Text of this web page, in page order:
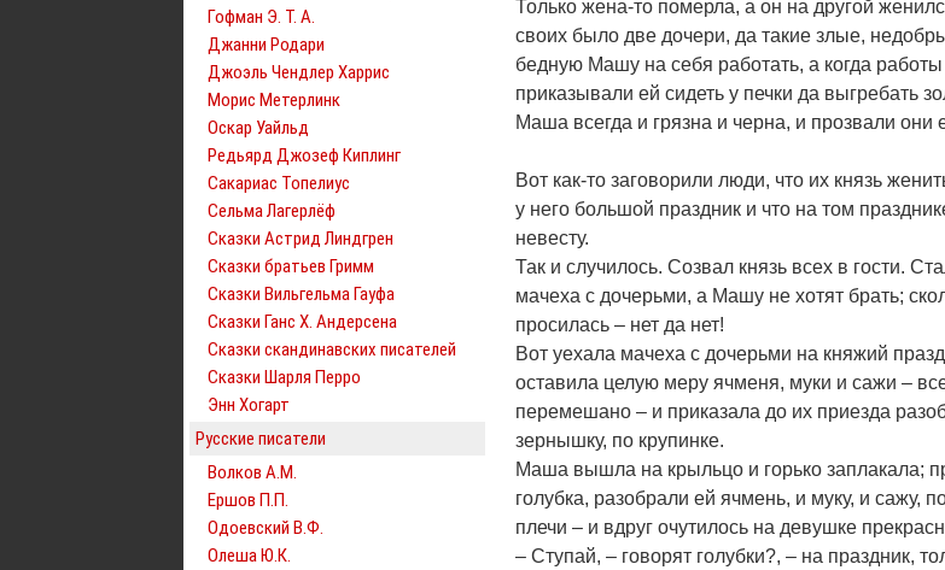
Гофман Э. Т. А.
Джанни Родари
Джоэль Чендлер Харрис
Морис Метерлинк
Оскар Уайльд
Редьярд Джозеф Киплинг
Сакариас Топелиус
Сельма Лагерлёф
Сказки Астрид Линдгрен
Сказки братьев Гримм
Сказки Вильгельма Гауфа
Сказки Ганс Х. Андерсена
Сказки скандинавских писателей
Сказки Шарля Перро
Энн Хогарт
Русские писатели
Волков А.М.
Ершов П.П.
Одоевский В.Ф.
Олеша Ю.К.
Только жена-то померла, а он на другой
своих было две дочери, да такие злые,
бедную Машу на себя работать, а когда
приказывали ей сидеть у печки да выгребать
Маша всегда и грязна и черна, и прозвали они
Вот как-то заговорили люди, что их князь
у него большой праздник и что на том
невесту.
Так и случилось. Созвал князь всех в гости.
мачеха с дочерьми, а Машу не хотят брать;
просилась – нет да нет!
Вот уехала мачеха с дочерьми на княжий
оставила целую меру ячменя, муки и сажи –
перемешано – и приказала до их приезда
зернышку, по крупинке.
Маша вышла на крыльцо и горько заплакала;
голубка, разобрали ей ячмень, и муку, и сажу,
плечи – и вдруг очутилось на девушке
– Ступай, – говорят голубки?, – на праздник,